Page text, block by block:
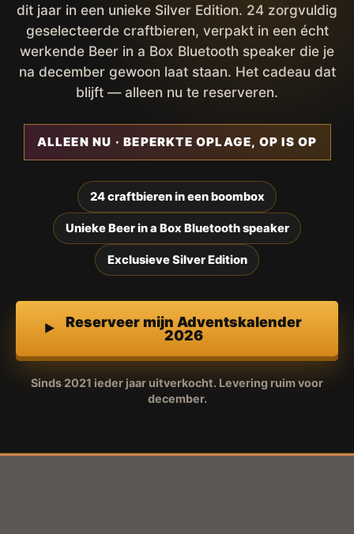
dit jaar in een unieke Silver Edition. 24 zorgvuldig
geselecteerde craftbieren, verpakt in een écht
werkende Beer in a Box Bluetooth speaker die je
na december gewoon laat staan. Het cadeau dat
blijft — alleen nu te reserveren.
ALLEEN NU · BEPERKTE OPLAGE, OP IS OP
24 craftbieren in een boombox
Unieke Beer in a Box Bluetooth speaker
Exclusieve Silver Edition
Reserveer mijn Adventskalender
2026
Sinds 2021 ieder jaar uitverkocht. Levering ruim voor
december.